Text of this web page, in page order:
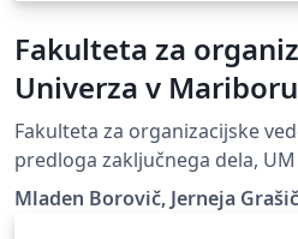
Fakulteta za
Univerza v
zaključnega dela
Fakulteta za organizacijske
predloga zaključnega dela, UM
Mladen Borovič, Jerneja Grašič